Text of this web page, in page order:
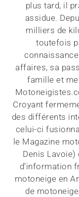
plus tard, il
assidue.
milliers de
toutefois
affaires, sa
famille et
Croyant
des différents
celui-ci
le Magazine
Denis Lavoie)
d’information
motoneige en
de